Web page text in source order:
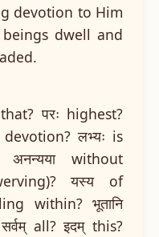
devotion to Him
dwell and
परः highest?
devotion? लभ्यः is
without
यस्य of
within? भूतानि
all? इदम् this?